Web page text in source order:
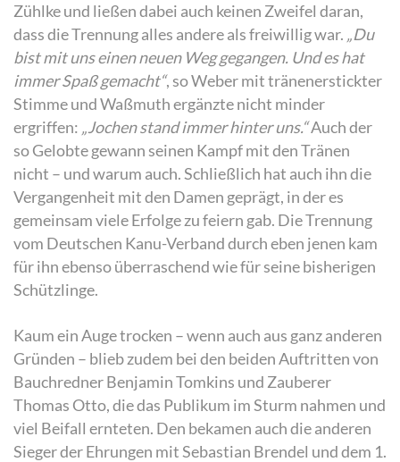
Zühlke und ließen dabei auch keinen Zweifel daran,
dass die Trennung alles andere als freiwillig war. „Du
bist mit uns einen neuen Weg gegangen. Und es hat
immer Spaß gemacht“, so Weber mit tränenerstickter
Stimme und Waßmuth ergänzte nicht minder
ergriffen: „Jochen stand immer hinter uns.“Auch der
so Gelobte gewann seinen Kampf mit den Tränen
nicht – und warum auch. Schließlich hat auch ihn die
Vergangenheit mit den Damen geprägt, in der es
gemeinsam viele Erfolge zu feiern gab. Die Trennung
vom Deutschen Kanu-Verband durch eben jenen kam
für ihn ebenso überraschend wie für seine bisherigen
Schützlinge.
Kaum ein Auge trocken – wenn auch aus ganz anderen
Gründen – blieb zudem bei den beiden Auftritten von
Bauchredner Benjamin Tomkins und Zauberer
Thomas Otto, die das Publikum im Sturm nahmen und
viel Beifall ernteten. Den bekamen auch die anderen
Sieger der Ehrungen mit Sebastian Brendel und dem 1.